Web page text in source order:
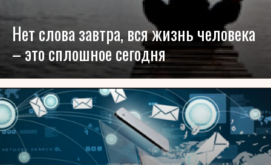
Нет слова завтра, вся жизнь человека
– это сплошное сегодня